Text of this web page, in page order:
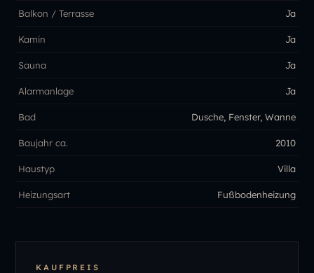
Balkon / Terrasse Ja
Kamin Ja
Sauna Ja
Alarmanlage Ja
Bad Dusche, Fenster, Wanne
Baujahr ca. 2010
Haustyp Villa
Heizungsart Fußbodenheizung
KAUFPREIS